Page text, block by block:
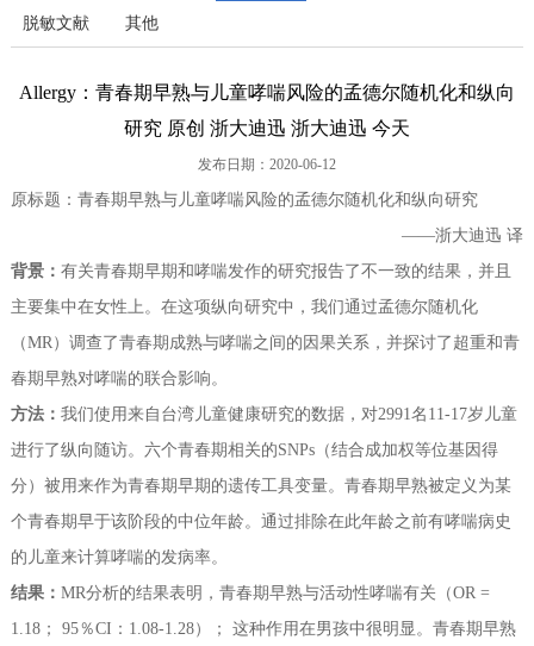
脱敏文献 其他
Allergy：青春期早熟与儿童哮喘风险的孟德尔随机化和纵向
研究 原创 浙大迪迅 浙大迪迅 今天
发布日期：2020-06-12
原标题：青春期早熟与儿童哮喘风险的孟德尔随机化和纵向研究
——浙大迪迅 译
背景： 有关青春期早期和哮喘发作的研究报告了不一致的结果，并且
主要集中在女性上。在这项纵向研究中，我们通过孟德尔随机化
（MR）调查了青春期成熟与哮喘之间的因果关系，并探讨了超重和青
春期早熟对哮喘的联合影响。
方法： 我们使用来自台湾儿童健康研究的数据，对2991名11-17岁儿童
进行了纵向随访。六个青春期相关的SNPs（结合成加权等位基因得
分）被用来作为青春期早期的遗传工具变量。青春期早熟被定义为某
个青春期早于该阶段的中位年龄。通过排除在此年龄之前有哮喘病史
的儿童来计算哮喘的发病率。
结果： MR分析的结果表明，青春期早熟与活动性哮喘有关（OR =
1.18； 95％CI：1.08-1.28）； 这种作用在男孩中很明显。青春期早熟
单组分过敏原检测系列
其他系列产品
产品专属设备--高通量全自动免疫印迹仪及判读软件
联系方式